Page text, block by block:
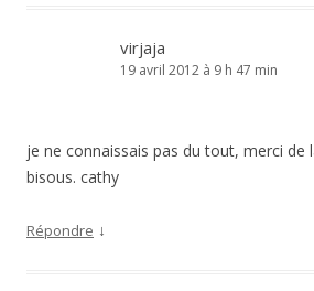
virjaja
19 avril 2012 à 9 h 47 min
je ne connaissais pas du tout, merci de
bisous. cathy
Répondre ↓